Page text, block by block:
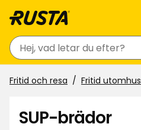
Sök
Fritid och resa Fritid utomhus
SUP-brädor